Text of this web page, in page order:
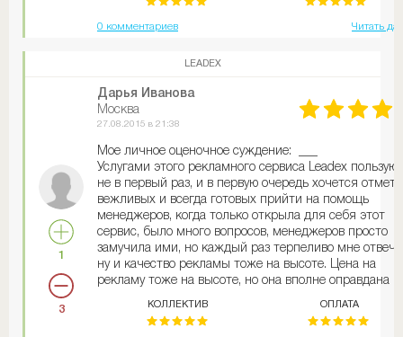
100%. Они смогли за этот срок организовать
стабильный поток заявок, при этом цена осталась
0 комментариев Читать
LEADEX
1
3
Дарья Иванова
Москва
27.08.2015 в 21:38
Мое личное оценочное суждение: ___
Услугами этого рекламного сервиса Leadex
не в первый раз, и в первую очередь хочется
вежливых и всегда готовых прийти на помощь
менеджеров, когда только открыла для себя этот
сервис, было много вопросов, менеджеров просто
замучила ими, но каждый раз терпеливо мне
ну и качество рекламы тоже на высоте. Цена на
рекламу тоже на высоте, но она вполне оправдана
рекламы продажи техники на моем сайте
прибыль примерно увеличивается процентов на 20.
КОЛЛЕКТИВ ОПЛАТА